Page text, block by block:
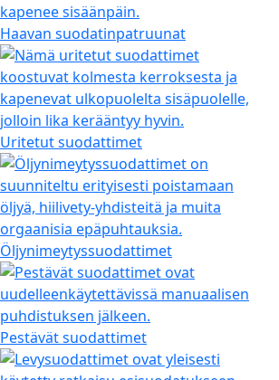
Haavan suodatinpatruunat
Uritetut suodattimet
Öljynimeytyssuodattimet
Pestävät suodattimet